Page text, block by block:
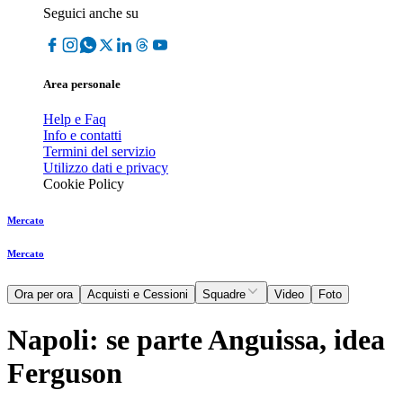
Seguici anche su
Area personale
Help e Faq
Info e contatti
Termini del servizio
Utilizzo dati e privacy
Cookie Policy
Mercato
Mercato
Ora per ora Acquisti e Cessioni Squadre Video Foto
Napoli: se parte Anguissa, idea
Ferguson